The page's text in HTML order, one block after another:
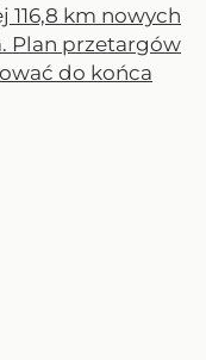
km nowych
Plan przetargów
do końca